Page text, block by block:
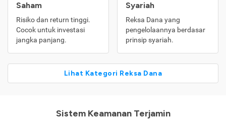
Saham
Risiko dan return tinggi.
Cocok untuk investasi
jangka panjang.
Syariah
Reksa Dana yang
pengelolaannya berdasar
prinsip syariah.
Lihat Kategori Reksa Dana
Sistem Keamanan Terjamin